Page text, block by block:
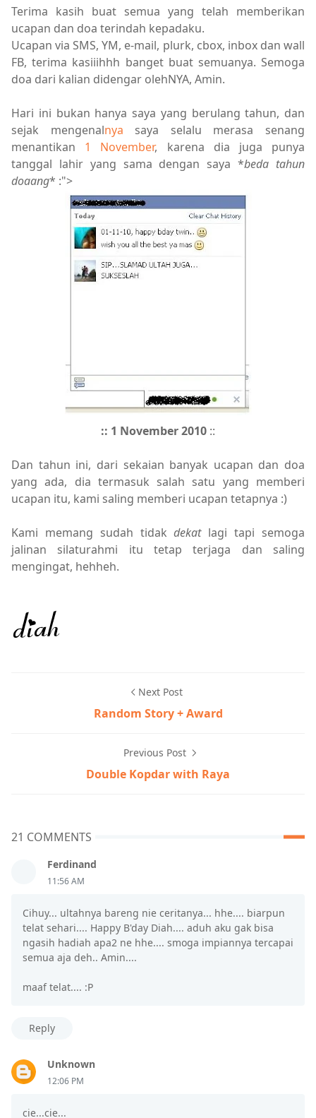
Terima kasih buat semua yang telah memberikan
ucapan dan doa terindah kepadaku.
Ucapan via SMS, YM, e-mail, plurk, cbox, inbox dan wall
FB, terima kasiiihhh banget buat semuanya. Semoga
doa dari kalian didengar olehNYA, Amin.
Hari ini bukan hanya saya yang berulang tahun, dan
sejak mengenalnya saya selalu merasa senang
menantikan 1 November, karena dia juga punya
tanggal lahir yang sama dengan saya *beda tahun
doaang* :">
:: 1 November 2010 ::
Dan tahun ini, dari sekaian banyak ucapan dan doa
yang ada, dia termasuk salah satu yang memberi
ucapan itu, kami saling memberi ucapan tetapnya :)
Kami memang sudah tidakdekatlagi tapi semoga
jalinan silaturahmi itu tetap terjaga dan saling
mengingat, hehheh.
Next Post
Random Story + Award
Previous Post
Double Kopdar with Raya
21 COMMENTS
Ferdinand
11:56 AM
Cihuy... ultahnya bareng nie ceritanya... hhe.... biarpun
telat sehari.... Happy B'day Diah.... aduh aku gak bisa
ngasih hadiah apa2 ne hhe.... smoga impiannya tercapai
semua aja deh.. Amin....
maaf telat.... :P
Reply
Unknown
12:06 PM
cie...cie...